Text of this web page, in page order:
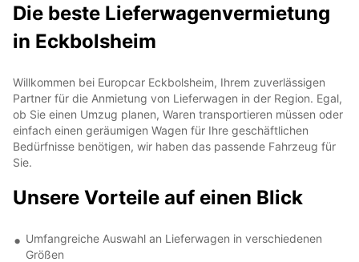
Die beste Lieferwagenvermietung
in Eckbolsheim
Willkommen bei Europcar Eckbolsheim, Ihrem zuverlässigen
Partner für die Anmietung von Lieferwagen in der Region. Egal,
ob Sie einen Umzug planen, Waren transportieren müssen oder
einfach einen geräumigen Wagen für Ihre geschäftlichen
Bedürfnisse benötigen, wir haben das passende Fahrzeug für
Sie.
Unsere Vorteile auf einen Blick
Umfangreiche Auswahl an Lieferwagen in verschiedenen
Größen